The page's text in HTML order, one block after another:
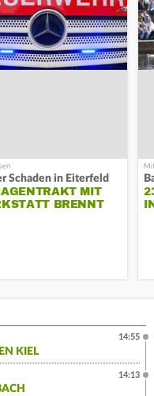
Schaden in Eiterfeld
MIT
BRENNT
KIEL
14:55
14:13